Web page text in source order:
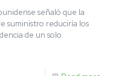
señaló que la
suministro reduciría los
de un solo